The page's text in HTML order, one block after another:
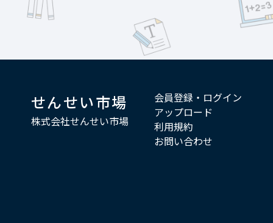
せんせい市場
株式会社せんせい市場
会員登録・ログイン
アップロード
利用規約
お問い合わせ